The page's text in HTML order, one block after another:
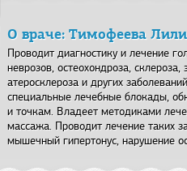
О враче: Тимофеева
Проводит диагностику и лечение
неврозов, остеохондроза,
атеросклероза и других
специальные лечебные блокады,
и точкам. Владеет методиками
массажа. Проводит лечение таких
мышечный гипертонус, нарушение